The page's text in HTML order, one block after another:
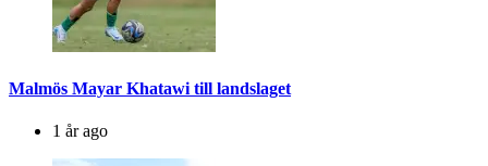
Malmös Mayar Khatawi till landslaget
1 år ago